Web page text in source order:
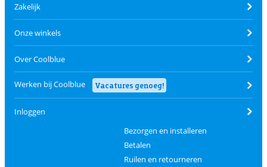
Zakelijk
Onze winkels
Over Coolblue
Werken bij Coolblue Vacatures genoeg!
Inloggen
Bezorgen en installeren
Betalen
Ruilen en retourneren